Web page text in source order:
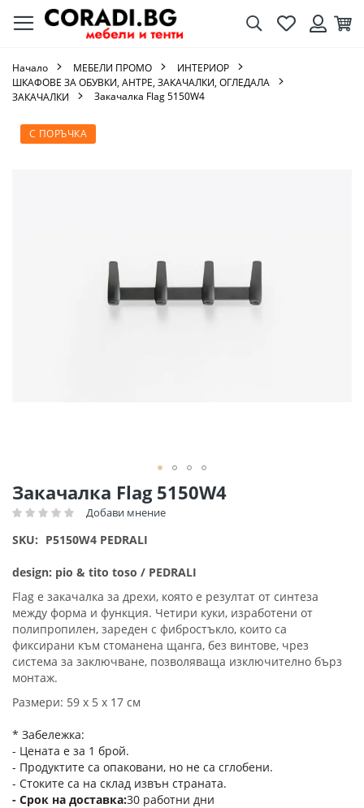
ТърсенеЛюбими
Начало МЕБЕЛИ ПРОМО
ИНТЕРИОР
ШКАФОВЕ ЗА ОБУВКИ, АНТРЕ, ЗАКАЧАЛКИ, ОГЛЕДАЛА
ЗАКАЧАЛКИ
Закачалка Flag 5150W4
Закачалка Flag 5150W4
Рейтинг: Добави мнение
SKU P5150W4 PEDRALI
design: pio & tito toso / PEDRALI
Flag е закачалка за дрехи, която е резултат от синтеза
между форма и функция. Четири куки, изработени от
полипропилен, зареден с фибростъкло, които са
фиксирани към стоманена щанга, без винтове, чрез
система за заключване, позволяваща изключително бърз
монтаж.
Размери: 59 х 5 х 17 см
* Забележка:
- Цената е за 1 брой.
- Продуктите са опаковани, но не са сглобени.
- Стоките са на склад извън страната.
Срок на доставка 30 работни дни
С ПОРЪЧКА
Преминете
към
Преминете
към
началото
на
със
снимки